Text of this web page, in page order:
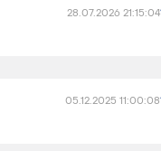
28.07.2026 21:15:04
05.12.2025 11:00:08